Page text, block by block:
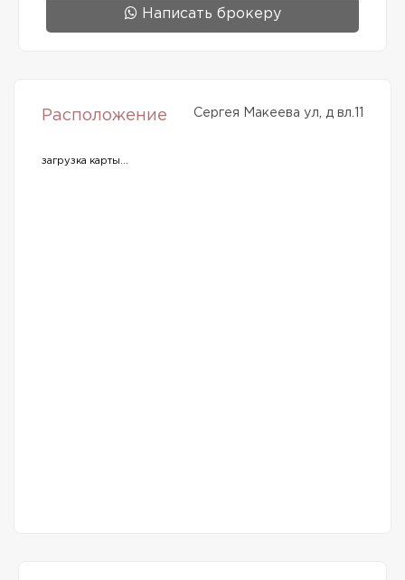
Написать брокеру
Расположение Сергея Макеева ул, д вл.11
загрузка карты...